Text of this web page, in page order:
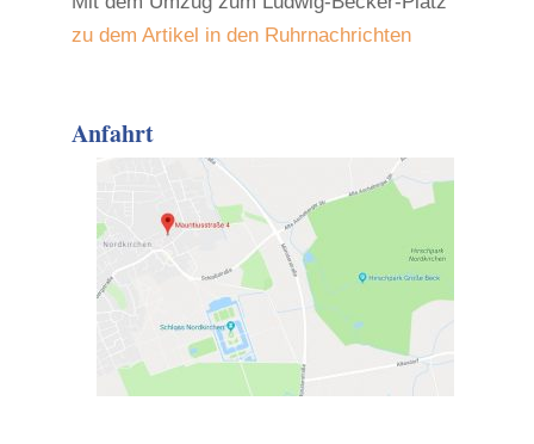
zu dem Artikel in den Ruhrnachrichten
Anfahrt